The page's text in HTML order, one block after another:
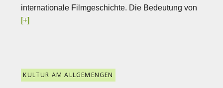
internationale Filmgeschichte. Die Bedeutung von
[+]
KULTUR AM ALLGEMENGEN